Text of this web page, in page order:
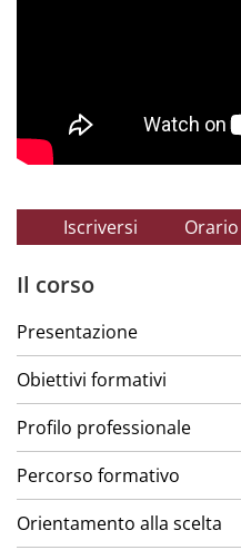
Iscriversi Orario
Il corso
Presentazione
Obiettivi formativi
Profilo professionale
Percorso formativo
Orientamento alla scelta